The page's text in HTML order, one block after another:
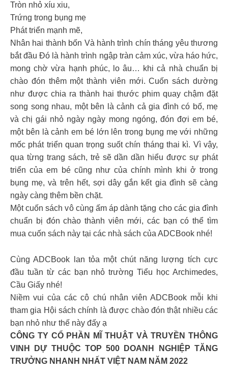
Tròn nhỏ xíu xiu,
Trứng trong bụng mẹ
Phát triển mạnh mẽ,
Nhân hai thành bốn Và hành trình chín tháng yêu thương
bắt đầu Đó là hành trình ngập tràn cảm xúc, vừa háo hức,
mong chờ vừa hạnh phúc, lo âu… khi cả nhà chuẩn bị
chào đón thêm một thành viên mới. Cuốn sách dường
như được chia ra thành hai thước phim quay chậm đặt
song song nhau, một bên là cảnh cả gia đình có bố, mẹ
và chị gái nhỏ ngày ngày mong ngóng, đón đợi em bé,
một bên là cảnh em bé lớn lên trong bụng mẹ với những
mốc phát triển quan trọng suốt chín tháng thai kì. Vì vậy,
qua từng trang sách, trẻ sẽ dần dần hiểu được sự phát
triển của em bé cũng như của chính mình khi ở trong
bụng mẹ, và trên hết, sợi dây gắn kết gia đình sẽ càng
ngày càng thêm bền chặt.
Một cuốn sách vô cùng ấm áp dành tặng cho các gia đình
chuẩn bị đón chào thành viên mới, các bạn có thể tìm
mua cuốn sách này tại các nhà sách của ADCBook nhé!
Cùng ADCBook lan tỏa một chút năng lượng tích cực
đầu tuần từ các bạn nhỏ trường Tiểu học Archimedes,
Cầu Giấy nhé!
Niềm vui của các cô chú nhân viên ADCBook mỗi khi
tham gia Hội sách chính là được chào đón thật nhiều các
bạn nhỏ như thế này đấy ạ
CÔNG TY CỔ PHẦN MĨ THUẬT VÀ TRUYỀN THÔNG
VINH DỰ THUỘC TOP 500 DOANH NGHIỆP TĂNG
TRƯỞNG NHANH NHẤT VIỆT NAM NĂM 2022